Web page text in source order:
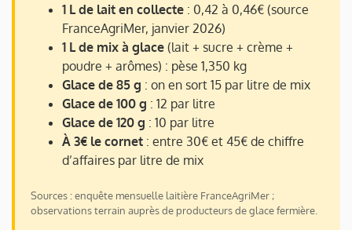
1 L de lait en collecte : 0,42 à 0,46€ (source
FranceAgriMer, janvier 2026)
1 L de mix à glace (lait + sucre + crème +
poudre + arômes) : pèse 1,350 kg
Glace de 85 g : on en sort 15 par litre de mix
Glace de 100 g : 12 par litre
Glace de 120 g : 10 par litre
À 3€ le cornet : entre 30€ et 45€ de chiffre
d’affaires par litre de mix
Sources : enquête mensuelle laitière FranceAgriMer ;
observations terrain auprès de producteurs de glace fermière.